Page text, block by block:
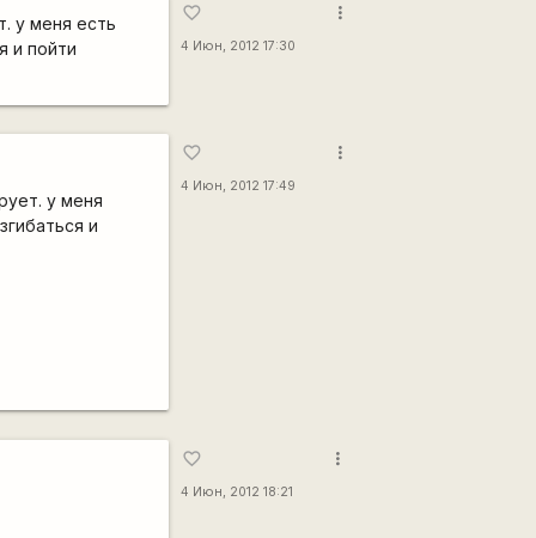
у меня есть
и пойти
favorite_border
4 Июн, 2012 17:30
more_vert
у меня
и
favorite_border
4 Июн, 2012 17:49
more_vert
favorite_border
4 Июн, 2012 18:21
more_vert